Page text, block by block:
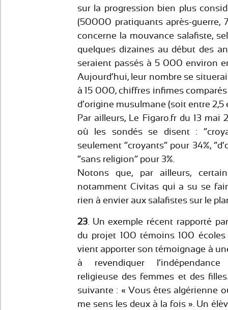
sur la progression bien plus
(50000 pratiquants après-guerre,
concerne la mouvance salafiste,
quelques dizaines au début des
seraient passés à 5 000 environ
Aujourd’hui, leur nombre se
à 15 000, chiffres infimes
d’origine musulmane (soit entre 2,5
Par ailleurs, Le Figaro.fr du 13 mai
où les sondés se disent :
seulement “croyants” pour 34%,
“sans religion” pour 3%.
Notons que, par ailleurs,
notamment Civitas qui a su se
rien à envier aux salafistes sur le
23 . Un exemple récent rapporté
du projet 100 témoins 100
vient apporter son témoignage à
à revendiquer l’indépendance
religieuse des femmes et des
suivante : « Vous êtes algérienne
me sens les deux à la fois ». Un